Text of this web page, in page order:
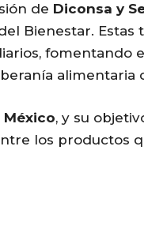
de Diconsa y
Bienestar. Estas
fomentando
alimentaria
, y su
los productos